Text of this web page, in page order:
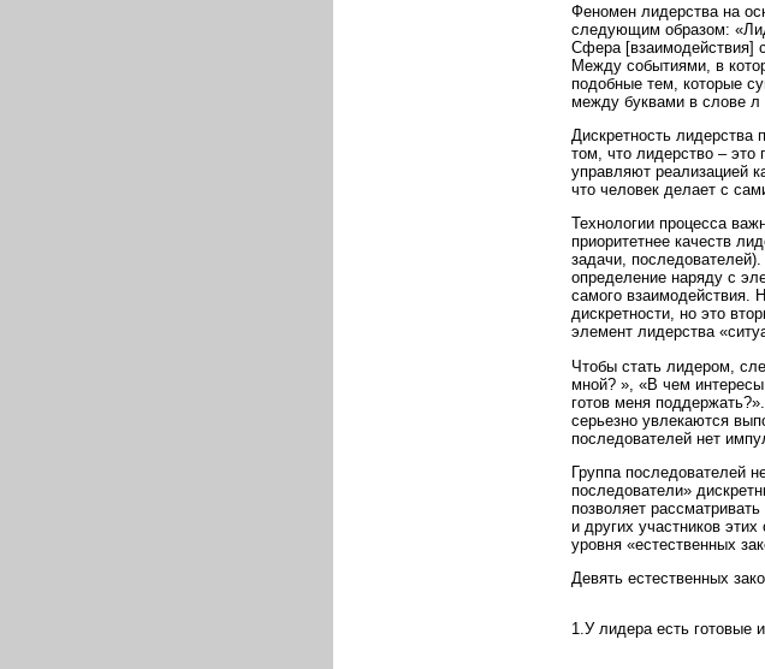
Феномен лидерства на
следующим образом:
Сфера [взаимодействия]
Между событиями, в
подобные тем, которые
между буквами в слове л
Дискретность лидерства
том, что лидерство – это
управляют реализацией
что человек делает с
Технологии процесса
приоритетнее качеств
задачи,
определение наряду с
самого взаимодействия.
дискретности, но это
элемент лидерства
Чтобы стать лидером,
мной? », «В чем
готов меня
серьезно увлекаются
последователей нет
Группа последователей
последователи»
позволяет
и других участников
уровня «естественных
Девять естественных
1.У лидера есть готовые